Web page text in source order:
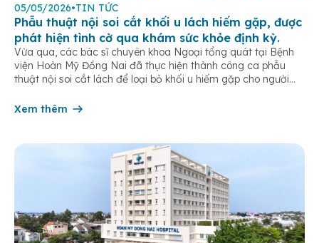
05/05/2026•TIN TỨC
Phẫu thuật nội soi cắt khối u lách hiếm gặp, được
phát hiện tình cờ qua khám sức khỏe định kỳ.
Vừa qua, các bác sĩ chuyên khoa Ngoại tổng quát tại Bệnh
viện Hoàn Mỹ Đồng Nai đã thực hiện thành công ca phẫu
thuật nội soi cắt lách để loại bỏ khối u hiếm gặp cho người
chú ý, khối u này hoàn […]
Xem thêm